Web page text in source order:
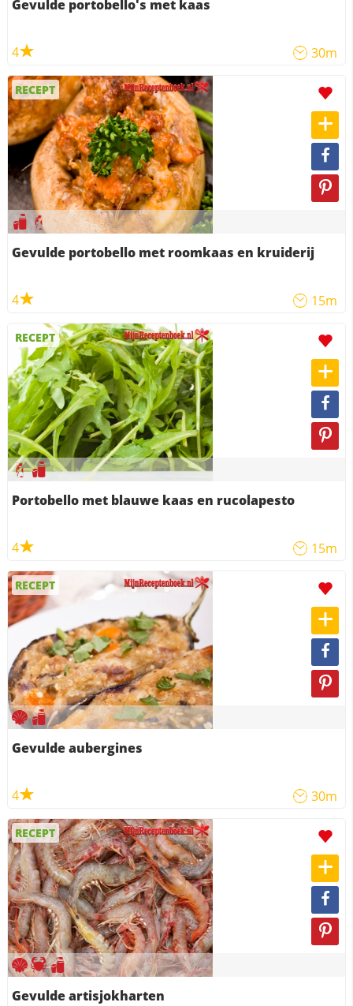
Gevulde portobello's met kaas
4 30m
RECEPT
Gevulde portobello met roomkaas en kruiderij
4 15m
RECEPT
Portobello met blauwe kaas en rucolapesto
4 15m
RECEPT
Gevulde aubergines
4 30m
RECEPT
Gevulde artisjokharten